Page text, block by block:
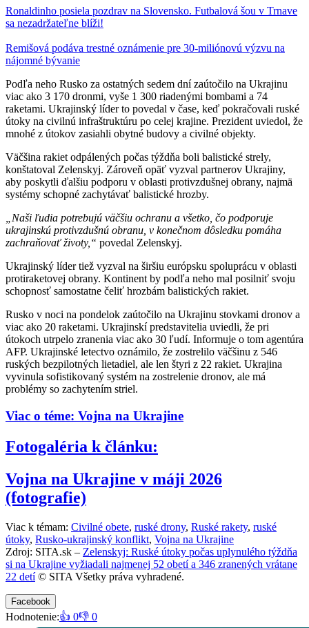
Ronaldinho posiela pozdrav na Slovensko. Futbalová šou v Trnave
sa nezadržateľne blíži!
Remišová podáva trestné oznámenie pre 30-miliónovú výzvu na
nájomné bývanie
Podľa neho Rusko za ostatných sedem dní zaútočilo na Ukrajinu
viac ako 3 170 dronmi, vyše 1 300 riadenými bombami a 74
raketami. Ukrajinský líder to povedal v čase, keď pokračovali ruské
útoky na civilnú infraštruktúru po celej krajine. Prezident uviedol, že
mnohé z útokov zasiahli obytné budovy a civilné objekty.
Väčšina rakiet odpálených počas týždňa boli balistické strely,
konštatoval Zelenskyj. Zároveň opäť vyzval partnerov Ukrajiny,
aby poskytli ďalšiu podporu v oblasti protivzdušnej obrany, najmä
systémy schopné zachytávať balistické hrozby.
„Naši ľudia potrebujú väčšiu ochranu a všetko, čo podporuje
ukrajinskú protivzdušnú obranu, v konečnom dôsledku pomáha
zachraňovať životy,“ povedal Zelenskyj.
Ukrajinský líder tiež vyzval na širšiu európsku spoluprácu v oblasti
protiraketovej obrany. Kontinent by podľa neho mal posilniť svoju
schopnosť samostatne čeliť hrozbám balistických rakiet.
Rusko v noci na pondelok zaútočilo na Ukrajinu stovkami dronov a
viac ako 20 raketami. Ukrajinskí predstavitelia uviedli, že pri
útokoch utrpelo zranenia viac ako 30 ľudí. Informuje o tom agentúra
AFP. Ukrajinské letectvo oznámilo, že zostrelilo väčšinu z 546
ruských bezpilotných lietadiel, ale len štyri z 22 rakiet. Ukrajina
vyvinula sofistikovaný systém na zostrelenie dronov, ale má
problémy so zachytením striel.
Viac o téme: Vojna na Ukrajine
Fotogaléria k článku:
Vojna na Ukrajine v máji 2026
(fotografie)
Viac k témam: Civilné obete, ruské drony, Ruské rakety, ruské
útoky, Rusko-ukrajinský konflikt, Vojna na Ukrajine
Zdroj: SITA.sk – Zelenskyj: Ruské útoky počas uplynulého týždňa
si na Ukrajine vyžiadali najmenej 52 obetí a 346 zranených vrátane
22 detí© SITA Všetky práva vyhradené.
Facebook
Hodnotenie:👍 0👎 0